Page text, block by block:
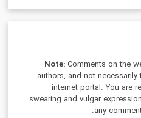
Note:Comments on the
authors, and not
internet portal. You are
swearing and vulgar
any